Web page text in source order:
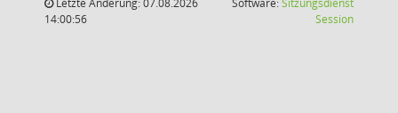
Letzte Änderung: 07.08.2026
14:00:56
Software:Sitzungsdienst
Session(Wird in